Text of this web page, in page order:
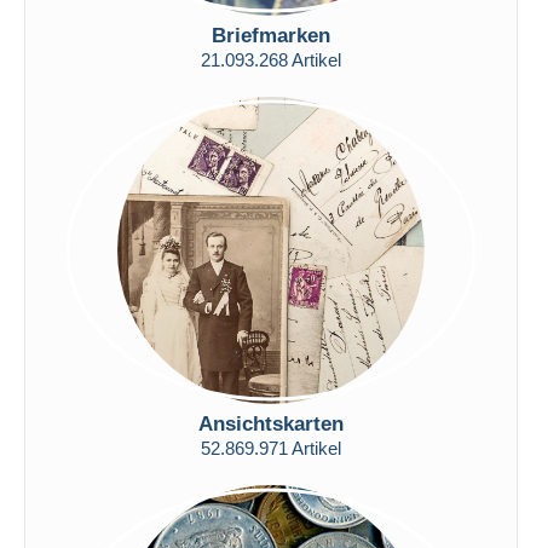
Kostenloser Versand
PayPal
Banküberweisung
Visa
Mastercard
Bancontact
iDeal
Maestro
Gesamte Auswahl aufheben
Wohnsitz des Verkäufers
Briefmarken
21.093.268 Artikel
Ansichtskarten
52.869.971 Artikel